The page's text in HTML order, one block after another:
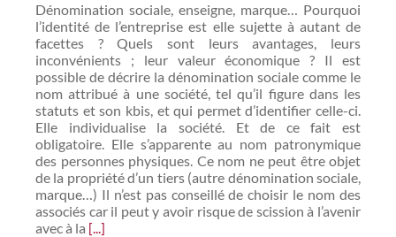
Dénomination sociale, enseigne, marque… Pourquoi
l’identité de l’entreprise est elle sujette à autant de
facettes ? Quels sont leurs avantages, leurs
inconvénients ; leur valeur économique ? Il est
possible de décrire la dénomination sociale comme le
nom attribué à une société, tel qu’il figure dans les
statuts et son kbis, et qui permet d’identifier celle-ci.
Elle individualise la société. Et de ce fait est
obligatoire. Elle s’apparente au nom patronymique
des personnes physiques. Ce nom ne peut être objet
de la propriété d’un tiers (autre dénomination sociale,
marque…) Il n’est pas conseillé de choisir le nom des
associés car il peut y avoir risque de scission à l’avenir
avec à la [...]